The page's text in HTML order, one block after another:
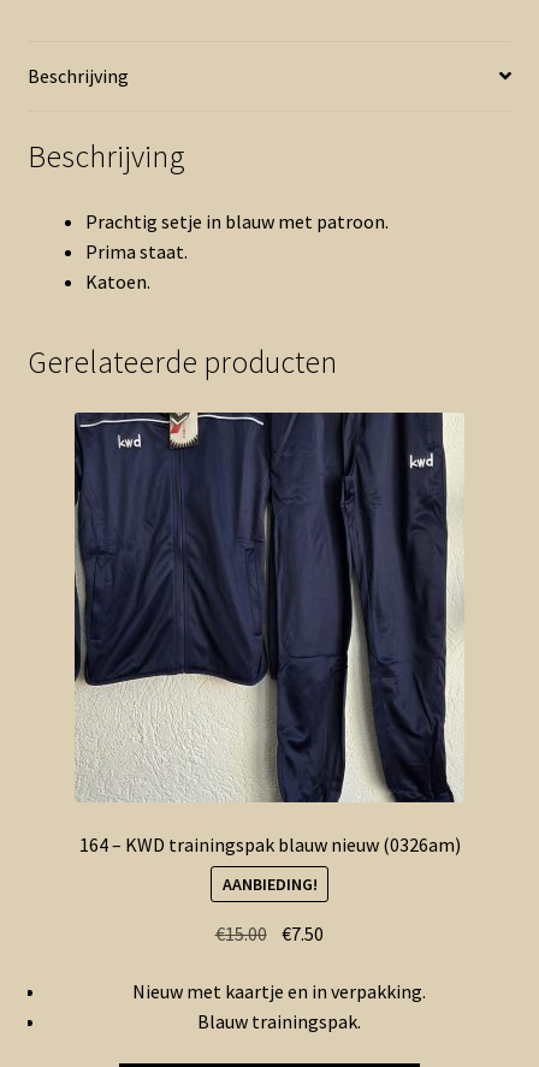
Beschrijving
Beschrijving
Prachtig setje in blauw met patroon.
Prima staat.
Katoen.
Gerelateerde producten
164 – KWD trainingspak blauw nieuw (0326am)
AANBIEDING!
€15.00 Oorspronkelijke
was:
€15.00.
€7.50
is:
€7.50.
Nieuw met kaartje en in verpakking.
Blauw trainingspak.